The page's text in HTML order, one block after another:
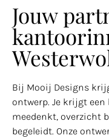
Jouw
Bij Mooij Designs
ontwerp. Je krijgt
meedenkt, overzicht
begeleidt. Onze